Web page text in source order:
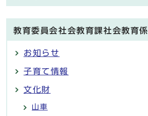
教育委員会社会教育課社会教育係
お知らせ
子育て情報
文化財
山車